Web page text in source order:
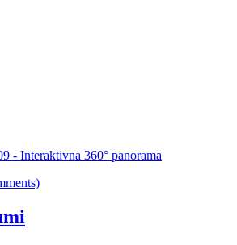
- Interaktivna 360° panorama